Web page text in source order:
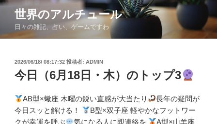
コ
ン
世界のアルチュール
日々の雑記、占い、ゲームですわ
投
稿
日:
2026/06/18/ 08:17:32 投稿者: ADMIN
今日（6月18日・木）のトップ3
AB型×蠍座 木曜の鋭い直感が大当たり
長年の疑問が
今日スッと解ける！
B型×双子座 軽やかなフットワー
クが幸運を呼ぶ
気になる人に即連絡を
A型×山羊座